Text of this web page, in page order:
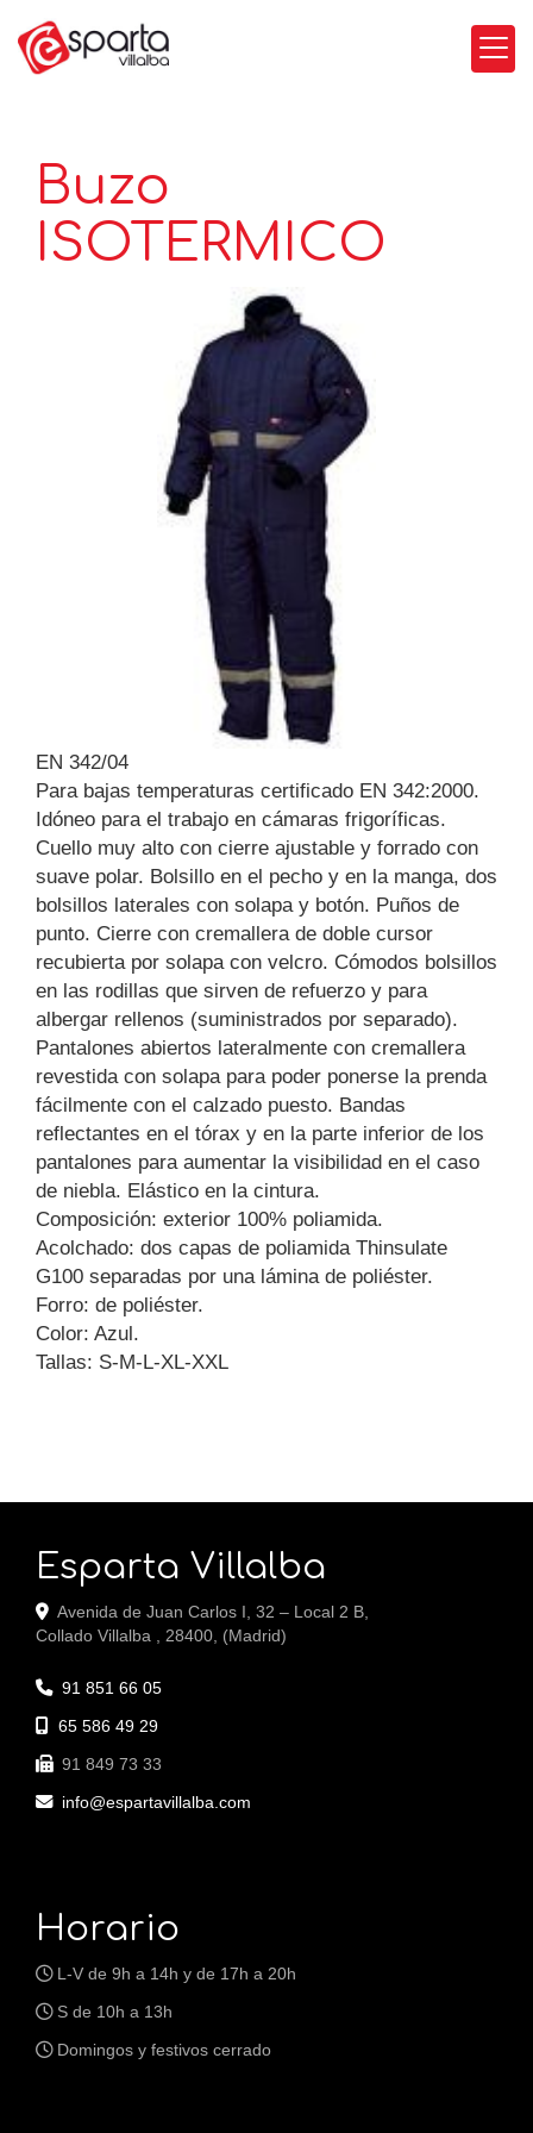
Buzo
ISOTERMICO
EN 342/04
Para bajas temperaturas certificado EN 342:2000.
Idóneo para el trabajo en cámaras frigoríficas.
Cuello muy alto con cierre ajustable y forrado con
suave polar. Bolsillo en el pecho y en la manga, dos
bolsillos laterales con solapa y botón. Puños de
punto. Cierre con cremallera de doble cursor
recubierta por solapa con velcro. Cómodos bolsillos
en las rodillas que sirven de refuerzo y para
albergar rellenos (suministrados por separado).
Pantalones abiertos lateralmente con cremallera
revestida con solapa para poder ponerse la prenda
fácilmente con el calzado puesto. Bandas
reflectantes en el tórax y en la parte inferior de los
pantalones para aumentar la visibilidad en el caso
de niebla. Elástico en la cintura.
Composición: exterior 100% poliamida.
Acolchado: dos capas de poliamida Thinsulate
G100 separadas por una lámina de poliéster.
Forro: de poliéster.
Color: Azul.
Tallas: S-M-L-XL-XXL
Esparta Villalba
Avenida de Juan Carlos I, 32 – Local 2 B,
Collado Villalba
28400 (Madrid)
91 851 66 05
65 586 49 29
91 849 73 33
info
espartavillalba.com
Horario
L-V de 9h a 14h y de 17h a 20h
S de 10h a 13h
Domingos y festivos cerrado